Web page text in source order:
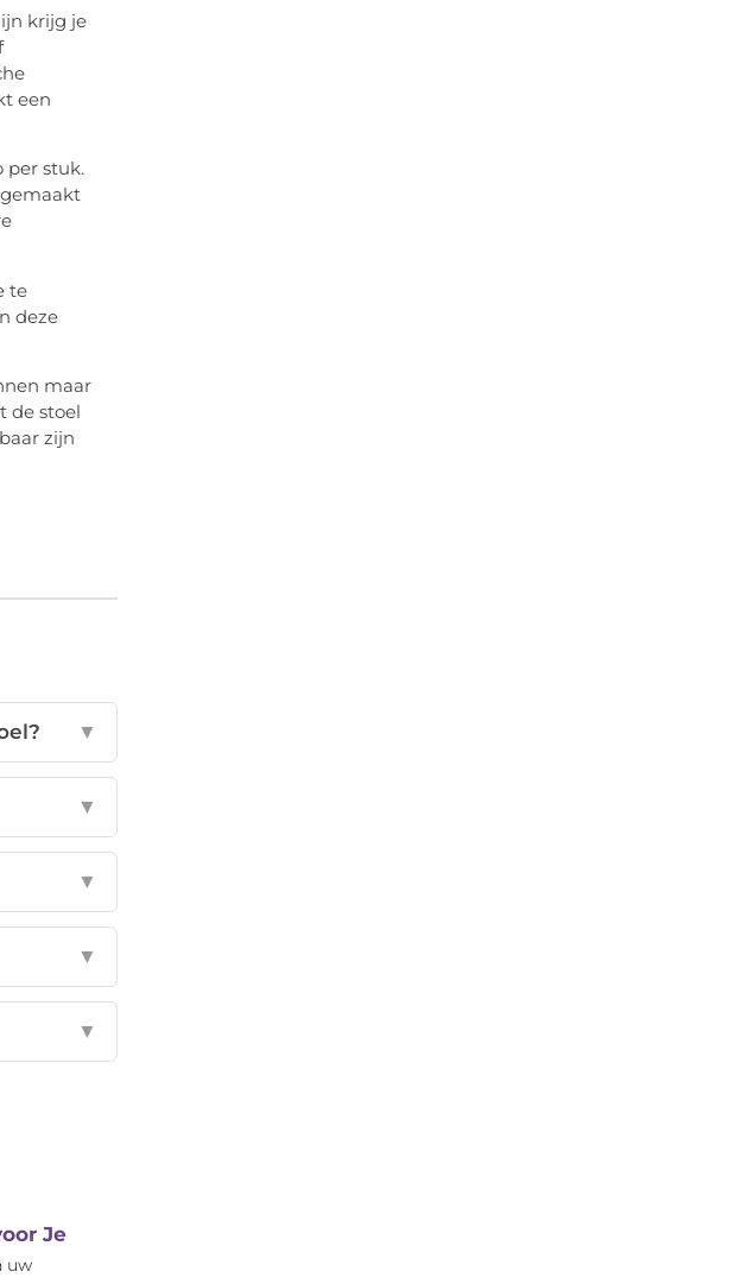
krijg je
een
per stuk.
te
deze
maar
de stoel
zijn
▼
▼
▼
▼
▼
Je
uw